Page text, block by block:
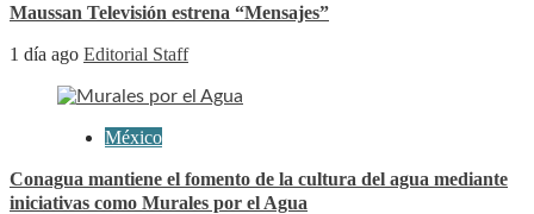
Maussan Televisión estrena “Mensajes”
1 día ago Editorial Staff
México
Conagua mantiene el fomento de la cultura del agua mediante
iniciativas como Murales por el Agua